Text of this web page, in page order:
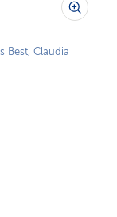
i
Best, Claudia